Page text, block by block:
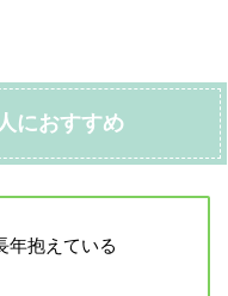
におすすめ
年抱えている